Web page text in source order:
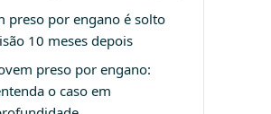
preso por engano é solto
10 meses depois
preso por engano:
o caso em